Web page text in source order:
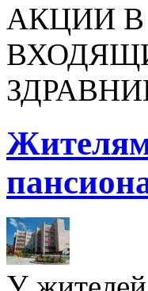
АКЦИИ
Жителям